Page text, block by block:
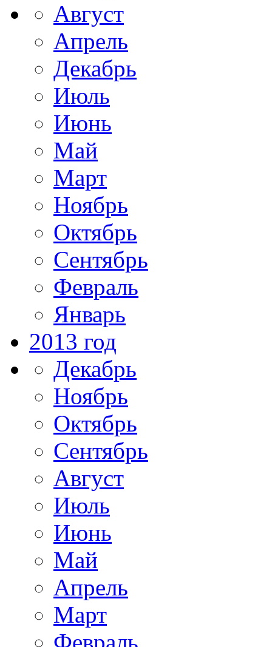
Август
Апрель
Декабрь
Июль
Июнь
Май
Март
Ноябрь
Октябрь
Сентябрь
Февраль
Январь
2013 год
Декабрь
Ноябрь
Октябрь
Сентябрь
Август
Июль
Июнь
Май
Апрель
Март